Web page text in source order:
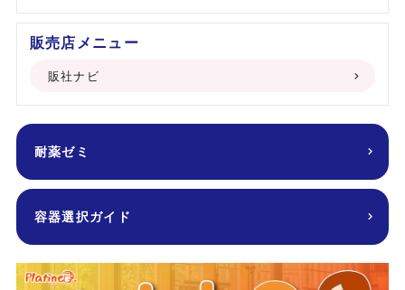
販売店メニュー
販社ナビ
耐薬ゼミ
容器選択ガイド